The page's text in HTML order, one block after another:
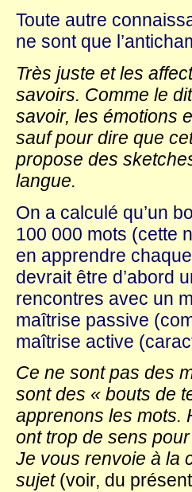
Toute autre
ne sont que
Très juste et les
savoirs. Comme le
savoir, les émotions
sauf pour dire que
propose des
langue.
On a calculé qu’un
100 000 mots (cette
en apprendre
devrait être d’abord
rencontres avec un
maîtrise passive
maîtrise active
Ce ne sont pas des
sont des « bouts de
apprenons les mots.
ont trop de sens
Je vous renvoie à la
sujet (voir, du